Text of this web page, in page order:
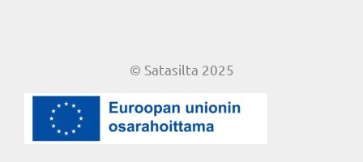
© Satasilta 2025